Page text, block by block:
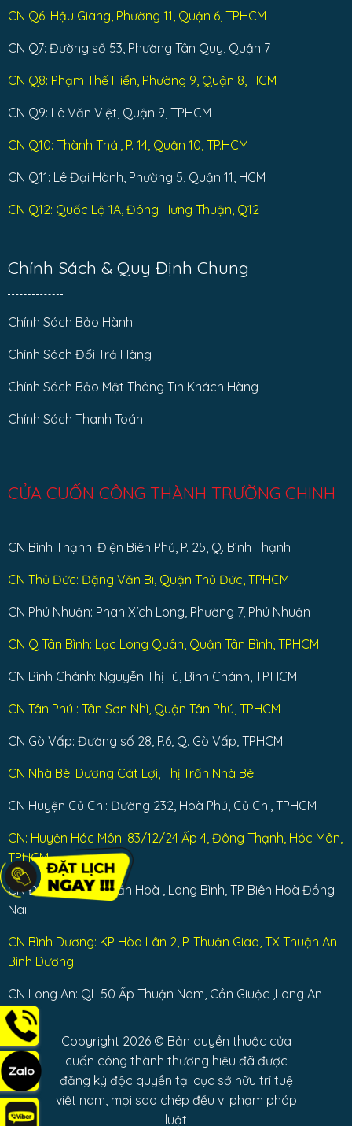
CN Q6: Hậu Giang, Phường 11, Quận 6, TPHCM
CN Q7: Đường số 53, Phường Tân Quy, Quận 7
CN Q8: Phạm Thế Hiển, Phường 9, Quận 8, HCM
CN Q9: Lê Văn Việt, Quận 9, TPHCM
CN Q10: Thành Thái, P. 14, Quận 10, TP.HCM
CN Q11: Lê Đại Hành, Phường 5, Quận 11, HCM
CN Q12: Quốc Lộ 1A, Đông Hưng Thuận, Q12
Chính Sách & Quy Định Chung
Chính Sách Bảo Hành
Chính Sách Đổi Trả Hàng
Chính Sách Bảo Mật Thông Tin Khách Hàng
Chính Sách Thanh Toán
CỬA CUỐN CÔNG THÀNH TRƯỜNG CHINH
CN Bình Thạnh: Điện Biên Phủ, P. 25, Q. Bình Thạnh
CN Thủ Đức: Đặng Văn Bi, Quận Thủ Đức, TPHCM
CN Phú Nhuận: Phan Xích Long, Phường 7, Phú Nhuận
CN Q Tân Bình: Lạc Long Quân, Quận Tân Bình, TPHCM
CN Bình Chánh: Nguyễn Thị Tú, Bình Chánh, TP.HCM
CN Tân Phú : Tân Sơn Nhì, Quận Tân Phú, TPHCM
CN Gò Vấp: Đường số 28, P.6, Q. Gò Vấp, TPHCM
CN Nhà Bè: Dương Cát Lợi, Thị Trấn Nhà Bè
CN Huyện Củ Chi: Đường 232, Hoà Phú, Củ Chi, TPHCM
CN: Huyện Hóc Môn: 83/12/24 Ấp 4, Đông Thạnh, Hóc Môn,
TPHCM
CN Đồng Nai: Bùi Văn Hoà , Long Bình, TP Biên Hoà Đồng
Nai
CN Bình Dương: KP Hòa Lân 2, P. Thuận Giao, TX Thuận An
Bình Dương
CN Long An: QL 50 Ấp Thuận Nam, Cần Giuộc ,Long An
Copyright 2026 © Bản quyền thuộc cửa
cuốn công thành thương hiệu đã được
đăng ký độc quyền tại cục sở hữu trí tuệ
việt nam, mọi sao chép đều vi phạm pháp
luật